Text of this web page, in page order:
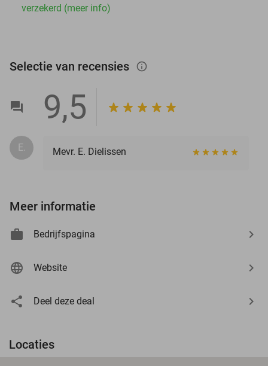
verzekerd (meer info)
Selectie van recensies info_outlined
9,5
E. Mevr. E. Dielissen
Meer informatie
Bedrijfspagina
Website
Deel deze deal
Locaties